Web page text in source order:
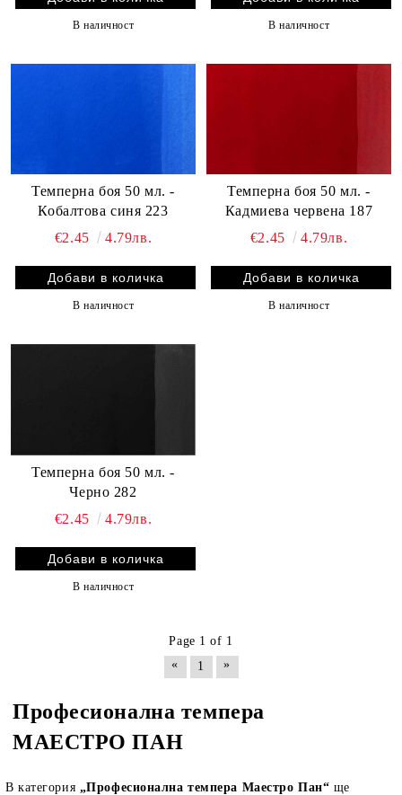
В наличност В наличност
Темперна боя 50 мл. -
Кобалтова синя 223
€2.45
4.79лв.
В наличност
Темперна боя 50 мл. -
Кадмиева червена 187
€2.45
4.79лв.
В наличност
Темперна боя 50 мл. -
Черно 282
€2.45
4.79лв.
В наличност
Page 1 of 1
«
1 »
Професионална темпера
МАЕСТРО ПАН
В категория „Професионална темпера Маестро Пан“ ще